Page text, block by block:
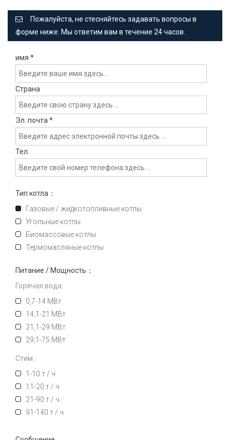
Пожалуйста, не стесняйтесь задавать вопросы в
форме ниже. Мы ответим вам в течение 24 часов.
имя *
Страна
Эл. почта *
Тел.
Тип котла：
Газовые / жидкотопливные котлы
Угольные котлы
Биомассовые котлы
Термомасляные котлы
Питание / Мощность：
Горячая вода:
0,7-14 МВт
14,1-21 МВт
21,1-29 МВт
29,1-75 МВт
Стим :
1-10 т / ч
11-20 т / ч
21-90 т / ч
91-140 т / ч